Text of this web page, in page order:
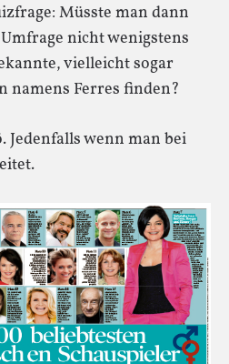
Müsste man dann
nicht wenigstens
vielleicht sogar
namens Ferres finden?
wenn man bei